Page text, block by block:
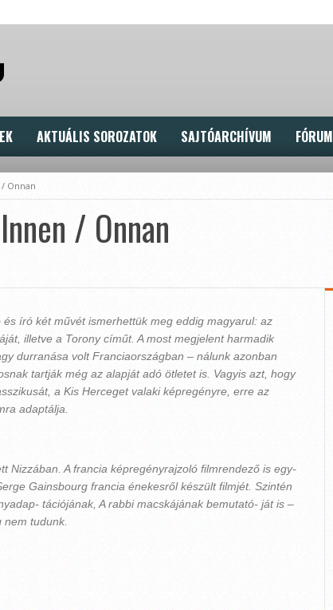
AKTUÁLIS SOROZATOK SAJTÓARCHÍVUM FÓRUM
Onnan
/ Onnan
író két művét ismerhettük meg eddig magyarul: az
illetve a Torony címűt. A most megjelent harmadik
durranása volt Franciaországban – nálunk azonban
tartják még az alapját adó ötletet is. Vagyis azt, hogy
a Kis Herceget valaki képregényre, erre az
adaptálja.
Nizzában. A francia képregényrajzoló filmrendező is egy-
Gainsbourg francia énekesről készült filmjét. Szintén
tációjának, A rabbi macskájának bemutató- ját is –
tudunk.